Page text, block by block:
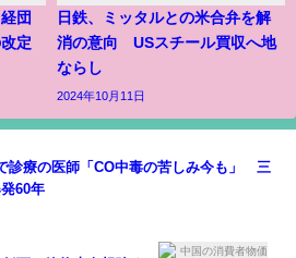
団
定
日鉄、ミッタルとの米合弁を解
消の意向 USスチール買収へ地
ならし
2024年10月11日
診療の医師「CO中毒の苦しみ今も」 三
60年